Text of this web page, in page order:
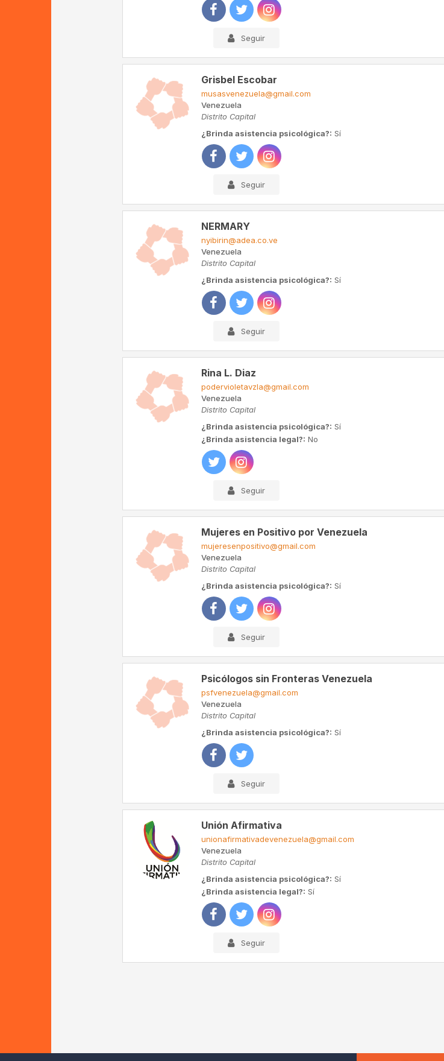
Seguir
Grisbel Escobar
musasvenezuela@gmail.com
Venezuela
Distrito Capital
¿Brinda asistencia psicológica?: Sí
Seguir
NERMARY
nyibirin@adea.co.ve
Venezuela
Distrito Capital
¿Brinda asistencia psicológica?: Sí
Seguir
Rina L. Diaz
podervioletavzla@gmail.com
Venezuela
Distrito Capital
¿Brinda asistencia psicológica?: Sí
¿Brinda asistencia legal?: No
Seguir
Mujeres en Positivo por Venezuela
mujeresenpositivo@gmail.com
Venezuela
Distrito Capital
¿Brinda asistencia psicológica?: Sí
Seguir
Psicólogos sin Fronteras Venezuela
psfvenezuela@gmail.com
Venezuela
Distrito Capital
¿Brinda asistencia psicológica?: Sí
Seguir
Unión Afirmativa
unionafirmativadevenezuela@gmail.com
Venezuela
Distrito Capital
¿Brinda asistencia psicológica?: Sí
¿Brinda asistencia legal?: Sí
Seguir